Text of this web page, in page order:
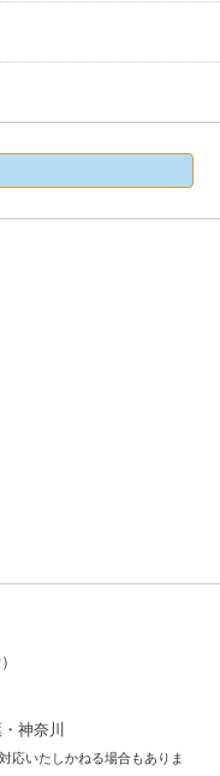
神奈川
応いたしかねる場合もありま